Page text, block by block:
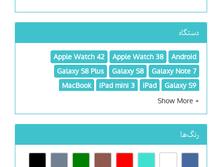
دستگاه
Android
Apple Watch 38
Apple Watch 42
Galaxy Note 7
Galaxy S8
Galaxy S8 Plus
Galaxy S9
iPad
iPad mini 3
MacBook
MacBook 12
رنگ‌ها